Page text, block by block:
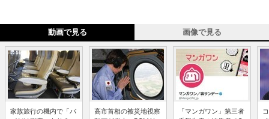
動画で見る 画像で見る
家族旅行の機内で「パ
高市首相の被災地視察
「マンガワン」第三者